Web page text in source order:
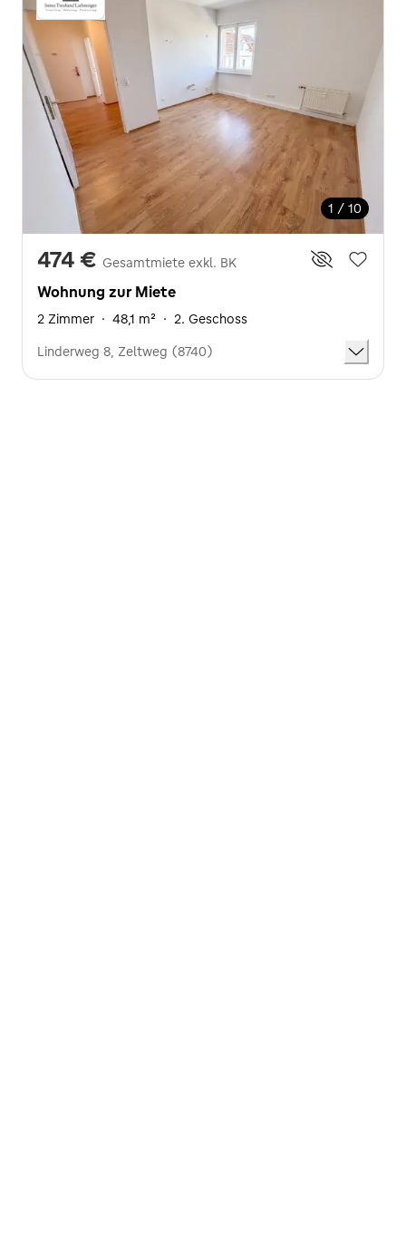
1 / 10
474 € Gesamtmiete exkl. BK
Wohnung zur Miete
2 Zimmer · 48,1 m² · 2. Geschoss
Linderweg 8, Zeltweg (8740)